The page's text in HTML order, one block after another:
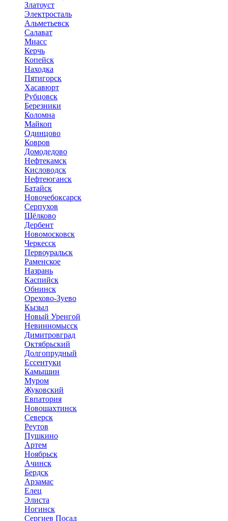
Златоуст
Электросталь
Альметьевск
Салават
Миасс
Керчь
Копейск
Находка
Пятигорск
Хасавюрт
Рубцовск
Березники
Коломна
Майкоп
Одинцово
Ковров
Домодедово
Нефтекамск
Кисловодск
Нефтеюганск
Батайск
Новочебоксарск
Серпухов
Щёлково
Дербент
Новомосковск
Черкесск
Первоуральск
Раменское
Назрань
Каспийск
Обнинск
Орехово-Зуево
Кызыл
Новый Уренгой
Невинномысск
Димитровград
Октябрьский
Долгопрудный
Ессентуки
Камышин
Муром
Жуковский
Евпатория
Новошахтинск
Северск
Реутов
Пушкино
Артем
Ноябрьск
Ачинск
Бердск
Арзамас
Елец
Элиста
Ногинск
Сергиев Посад